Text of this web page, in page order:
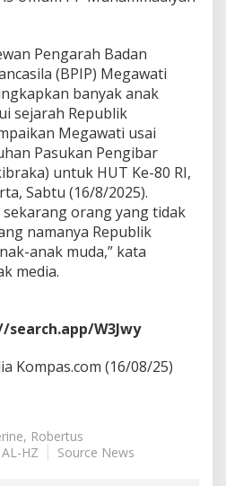
Pengarah Badan
(BPIP) Megawati
banyak anak
sejarah Republik
Megawati usai
Pasukan Pengibar
untuk HUT Ke-80 RI,
Sabtu (16/8/2025).
sekarang orang yang tidak
namanya Republik
anak muda,” kata
media.
W3Jwy
Kompas.com (16/08/25)
Robertus
HZ Source News